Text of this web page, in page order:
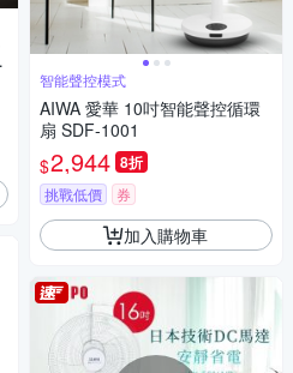
智能聲控模式
AIWA 愛華 10吋智能聲控循環
扇 SDF-1001
$2,944 8折
挑戰低價 券
加入購物車